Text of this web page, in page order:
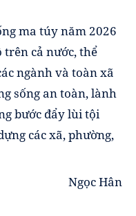
ma túy năm 2026
trên cả nước, thể
ngành và toàn xã
sống an toàn, lành
bước đẩy lùi tội
các xã, phường,
Ngọc Hân